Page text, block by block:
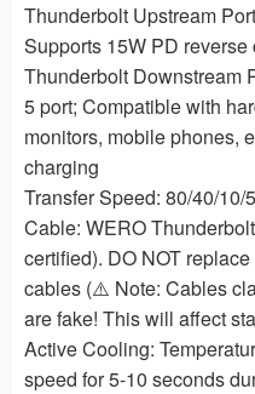
Thunderbolt Upstream
Supports 15W PD reverse
Thunderbolt Downstream
5 port; Compatible with
monitors, mobile phones,
charging
Transfer Speed: 80/40/10/
Cable: WERO
certified). DO NOT
cables (⚠️ Note: Cables
are fake! This will affect
Active Cooling:
speed for 5-10 seconds